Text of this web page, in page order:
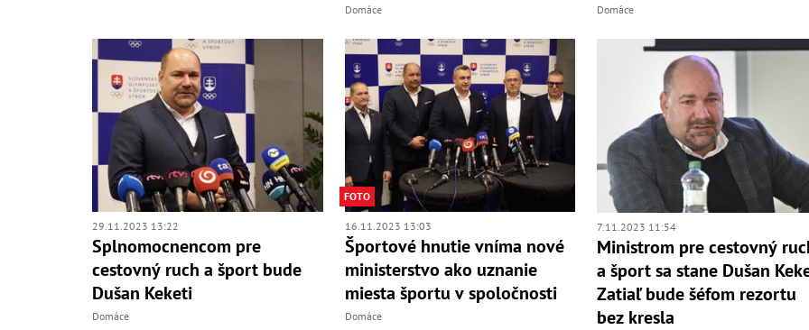
Domáce Domáce
29.11.2023 13:22
Splnomocnencom pre
cestovný ruch a šport bude
Dušan Keketi
Domáce
FOTO
16.11.2023 13:03
Športové hnutie vníma nové
ministerstvo ako uznanie
miesta športu v spoločnosti
Domáce
7.11.2023 11:54
Ministrom pre cestovný
a šport sa stane Dušan
Zatiaľ bude šéfom rezortu
bez kresla